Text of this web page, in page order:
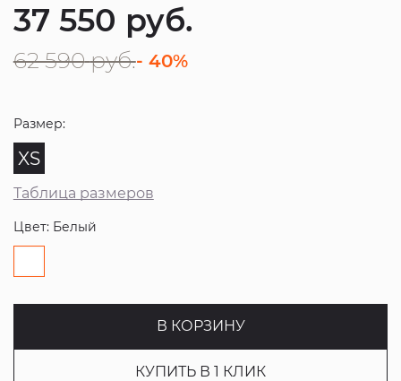
37 550 руб.
62 590 руб.- 40%
Размер:
XS
Таблица размеров
Цвет: Белый
В КОРЗИНУ
КУПИТЬ В 1 КЛИК